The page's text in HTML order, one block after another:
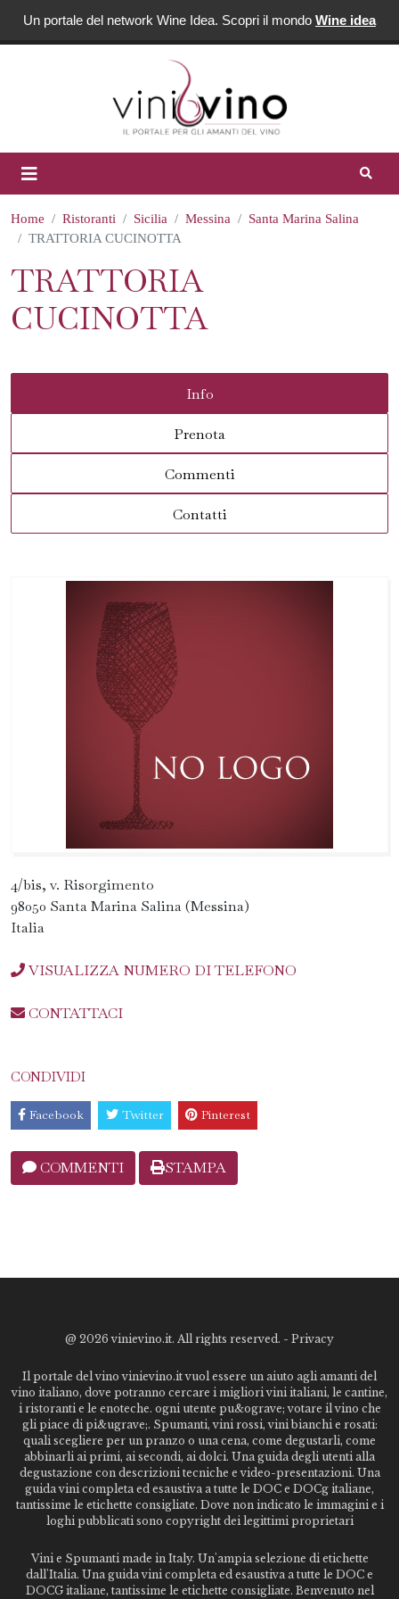
Un portale del network Wine Idea. Scopri il mondo Wine idea
Home Ristoranti Sicilia Messina
Santa Marina Salina
TRATTORIA CUCINOTTA
TRATTORIA
CUCINOTTA
Info
Prenota
Commenti
Contatti
4/bis, v. Risorgimento
98050 Santa Marina Salina (Messina)
Italia
VISUALIZZA NUMERO DI TELEFONO
CONTATTACI
CONDIVIDI
Facebook Twitter Pinterest
COMMENTI STAMPA
@ 2026 vinievino.it. All rights reserved. - Privacy
Il portale del vino vinievino.it vuol essere un aiuto agli amanti del
vino italiano, dove potranno cercare i migliori vini italiani, le cantine,
i ristoranti e le enoteche. ogni utente pu&ograve; votare il vino che
gli piace di pi&ugrave;. Spumanti, vini rossi, vini bianchi e rosati:
quali scegliere per un pranzo o una cena, come degustarli, come
abbinarli ai primi, ai secondi, ai dolci. Una guida degli utenti alla
degustazione con descrizioni tecniche e video-presentazioni. Una
guida vini completa ed esaustiva a tutte le DOC e DOCg italiane,
tantissime le etichette consigliate. Dove non indicato le immagini e i
loghi pubblicati sono copyright dei legittimi proprietari
Vini e Spumanti made in Italy. Un'ampia selezione di etichette
dall'Italia. Una guida vini completa ed esaustiva a tutte le DOC e
DOCG italiane, tantissime le etichette consigliate. Benvenuto nel